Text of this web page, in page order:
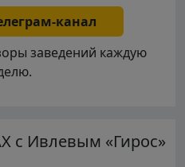
канал
заведений каждую
с Ивлевым «Гирос»